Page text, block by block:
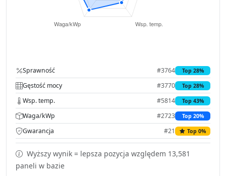
Sprawność #3764 Top 28%
Gęstość mocy #3770 Top 28%
Wsp. temp. #5814 Top 43%
Waga/kWp #2723 Top 20%
Gwarancja #21 Top 0%
Wyższy wynik = lepsza pozycja względem 13,581
paneli w bazie